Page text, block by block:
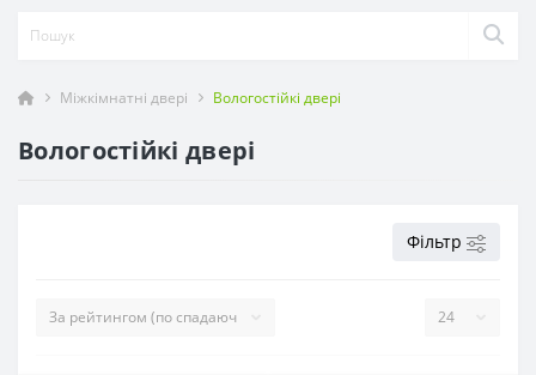
Міжкімнатні двері Вологостійкі двері
Вологостійкі двері
Фільтр